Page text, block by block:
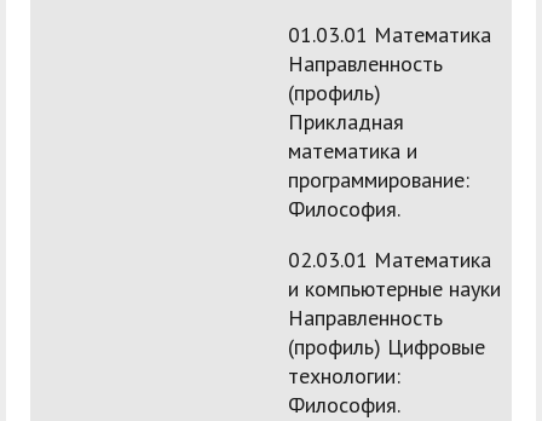
01.03.01 Математика
Направленность
(профиль)
Прикладная
математика и
программирование:
Философия.
02.03.01 Математика
и компьютерные науки
Направленность
(профиль) Цифровые
технологии:
Философия.